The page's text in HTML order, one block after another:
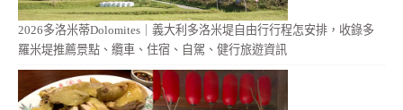
2026多洛米蒂Dolomites｜義大利多洛米堤自由行行程怎安排，收錄多
羅米堤推薦景點、纜車、住宿、自駕、健行旅遊資訊